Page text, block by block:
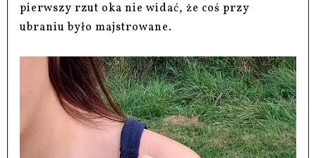
pierwszy rzut oka nie widać, że coś przy
ubraniu było majstrowane.